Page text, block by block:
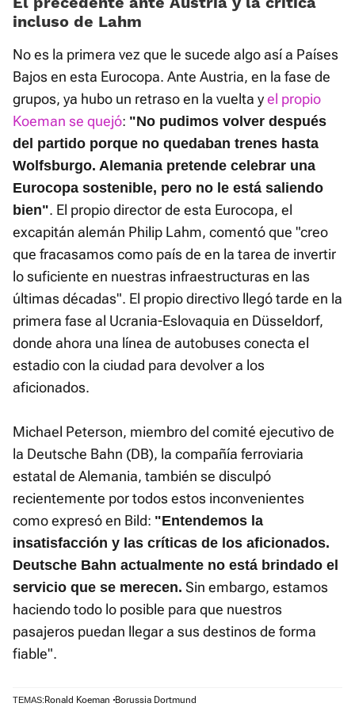
incluso de Lahm
No es la primera vez que le sucede algo así a Países
Bajos en esta Eurocopa. Ante Austria, en la fase de
grupos, ya hubo un retraso en la vuelta yel propio
Koeman se quejó: "No pudimos volver después
del partido porque no quedaban trenes hasta
Wolfsburgo. Alemania pretende celebrar una
Eurocopa sostenible, pero no le está saliendo
bien". El propio director de esta Eurocopa, el
excapitán alemán Philip Lahm, comentó que "creo
que fracasamos como país de en la tarea de invertir
lo suficiente en nuestras infraestructuras en las
últimas décadas". El propio directivo llegó tarde en la
primera fase al Ucrania-Eslovaquia en Düsseldorf,
donde ahora una línea de autobuses conecta el
estadio con la ciudad para devolver a los
aficionados.
Michael Peterson, miembro del comité ejecutivo de
la Deutsche Bahn (DB), la compañía ferroviaria
estatal de Alemania, también se disculpó
recientemente por todos estos inconvenientes
como expresó en Bild: "Entendemos la
insatisfacción y las críticas de los aficionados.
Deutsche Bahn actualmente no está brindado el
servicio que se merecen. Sin embargo, estamos
haciendo todo lo posible para que nuestros
pasajeros puedan llegar a sus destinos de forma
fiable".
TEMAS: Ronald Koeman Borussia Dortmund